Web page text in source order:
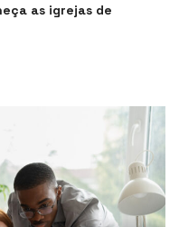
as igrejas de